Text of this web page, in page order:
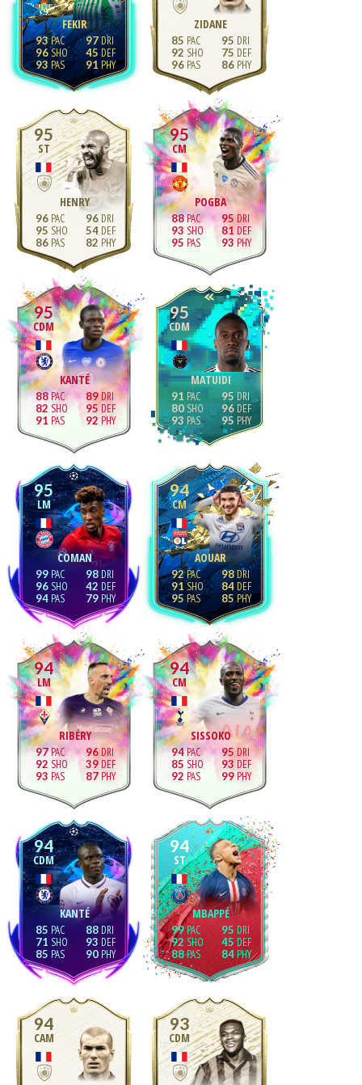
FEKIR
93
96
93
97
45
91
ZIDANE
85
92
96
95
75
86
95
ST
HENRY
96
95
86
96
54
82
95
CM
POGBA
88
93
95
95
81
93
95
CDM
KANTÉ
88
82
91
89
95
92
95
CDM
MATUIDI
91
80
93
95
96
95
95
LM
COMAN
99
96
94
98
42
79
94
CM
AOUAR
92
91
95
98
84
85
94
LM
RIBÉRY
97
92
93
96
39
87
94
CM
SISSOKO
94
85
92
95
93
99
94
CDM
KANTÉ
85
71
85
88
93
90
94
ST
MBAPPÉ
99
92
88
95
45
84
94
CAM
93
CDM